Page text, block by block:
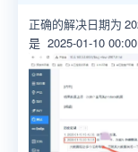
正确的解决日期为
是 2025-01-10